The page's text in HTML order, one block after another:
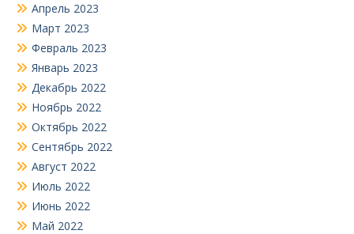
Апрель 2023
Март 2023
Февраль 2023
Январь 2023
Декабрь 2022
Ноябрь 2022
Октябрь 2022
Сентябрь 2022
Август 2022
Июль 2022
Июнь 2022
Май 2022